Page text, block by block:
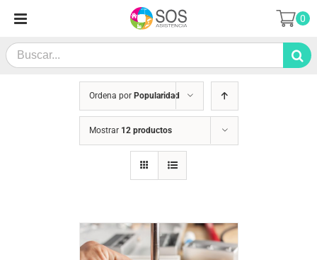
contenido
Search
for:
0
Ordena por Popularidad
Mostrar 12 productos